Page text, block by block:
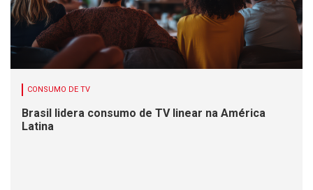
CONSUMO DE TV
Brasil lidera consumo de TV linear na América
Latina